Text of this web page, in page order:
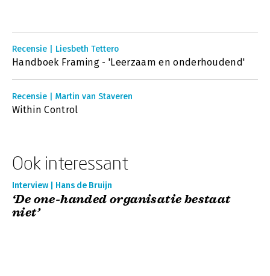
Recensie | Liesbeth Tettero
Handboek Framing - 'Leerzaam en onderhoudend'
Recensie | Martin van Staveren
Within Control
Ook interessant
Interview | Hans de Bruijn
‘De one-handed organisatie bestaat
niet’